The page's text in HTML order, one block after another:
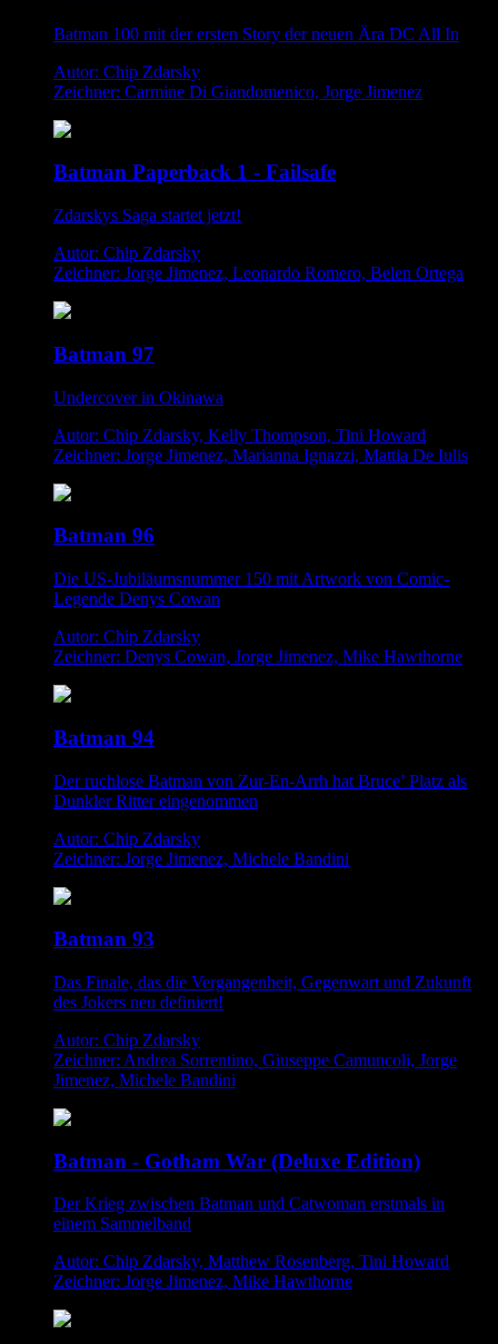
Batman 100 mit der ersten Story der neuen Ära DC All In
Autor: Chip Zdarsky
Zeichner: Carmine Di Giandomenico, Jorge Jimenez
Batman Paperback 1 - Failsafe
Zdarskys Saga startet jetzt!
Autor: Chip Zdarsky
Zeichner: Jorge Jimenez, Leonardo Romero, Belen Ortega
Batman 97
Undercover in Okinawa
Autor: Chip Zdarsky, Kelly Thompson, Tini Howard
Zeichner: Jorge Jimenez, Marianna Ignazzi, Mattia De Iulis
Batman 96
Die US-Jubiläumsnummer 150 mit Artwork von Comic-
Legende Denys Cowan
Autor: Chip Zdarsky
Zeichner: Denys Cowan, Jorge Jimenez, Mike Hawthorne
Batman 94
Der ruchlose Batman von Zur-En-Arrh hat Bruce’ Platz als
Dunkler Ritter eingenommen
Autor: Chip Zdarsky
Zeichner: Jorge Jimenez, Michele Bandini
Batman 93
Das Finale, das die Vergangenheit, Gegenwart und Zukunft
des Jokers neu definiert!
Autor: Chip Zdarsky
Zeichner: Andrea Sorrentino, Giuseppe Camuncoli, Jorge
Jimenez, Michele Bandini
Batman - Gotham War (Deluxe Edition)
Der Krieg zwischen Batman und Catwoman erstmals in
einem Sammelband
Autor: Chip Zdarsky, Matthew Rosenberg, Tini Howard
Zeichner: Jorge Jimenez, Mike Hawthorne